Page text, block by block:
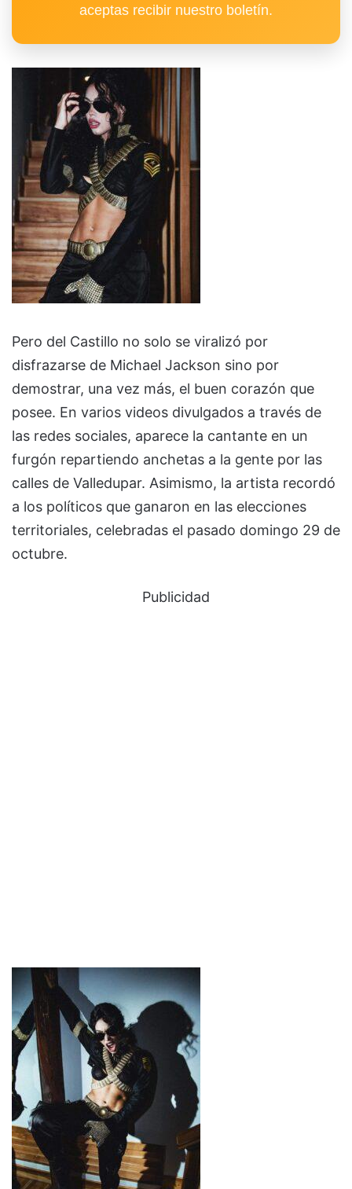
aceptas recibir nuestro boletín.
Pero del Castillo no solo se viralizó por
disfrazarse de Michael Jackson sino por
demostrar, una vez más, el buen corazón que
posee. En varios videos divulgados a través de
las redes sociales, aparece la cantante en un
furgón repartiendo anchetas a la gente por las
calles de Valledupar. Asimismo, la artista recordó
a los políticos que ganaron en las elecciones
territoriales, celebradas el pasado domingo 29 de
octubre.
Publicidad